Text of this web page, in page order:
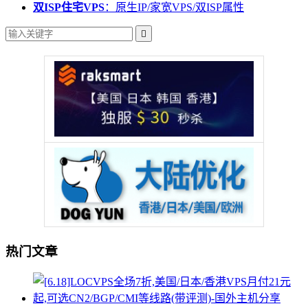
双ISP住宅VPS：原生IP/家宽VPS/双ISP属性

热门文章